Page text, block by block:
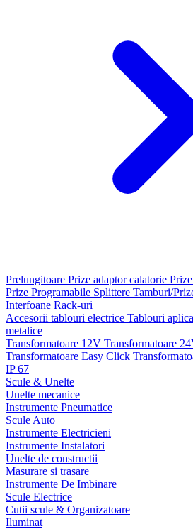
Prelungitoare Prize adaptor calatorie
Prize Programabile Splittere Tamburi/
Interfoane Rack-uri
Accesorii tablouri electrice Tablouri
metalice
Transformatoare 12V Transformatoare
Transformatoare Easy Click
IP 67
Scule & Unelte
Unelte mecanice
Instrumente Pneumatice
Scule Auto
Instrumente Electricieni
Instrumente Instalatori
Unelte de constructii
Masurare si trasare
Instrumente De Imbinare
Scule Electrice
Cutii scule & Organizatoare
Iluminat